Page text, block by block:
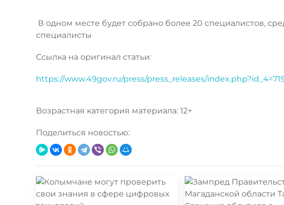
В одном месте будет собрано более 20 специалистов,
специалисты
Ссылка на оригинал статьи:
https://www.49gov.ru/press/press_releases/
Возрастная категория материала: 12+
Поделиться новостью: